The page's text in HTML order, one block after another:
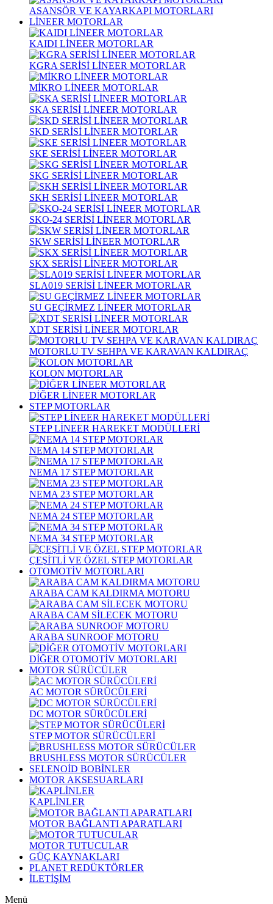
ASANSÖR VE KAYARKAPI MOTORLARI
LİNEER MOTORLAR
KAIDI LİNEER MOTORLAR
KGRA SERİSİ LİNEER MOTORLAR
MİKRO LİNEER MOTORLAR
SKA SERİSİ LİNEER MOTORLAR
SKD SERİSİ LİNEER MOTORLAR
SKE SERİSİ LİNEER MOTORLAR
SKG SERİSİ LİNEER MOTORLAR
SKH SERİSİ LİNEER MOTORLAR
SKO-24 SERİSİ LİNEER MOTORLAR
SKW SERİSİ LİNEER MOTORLAR
SKX SERİSİ LİNEER MOTORLAR
SLA019 SERİSİ LİNEER MOTORLAR
SU GEÇİRMEZ LİNEER MOTORLAR
XDT SERİSİ LİNEER MOTORLAR
MOTORLU TV SEHPA VE KARAVAN KALDIRAÇ
KOLON MOTORLAR
DİĞER LİNEER MOTORLAR
STEP MOTORLAR
STEP LİNEER HAREKET MODÜLLERİ
NEMA 14 STEP MOTORLAR
NEMA 17 STEP MOTORLAR
NEMA 23 STEP MOTORLAR
NEMA 24 STEP MOTORLAR
NEMA 34 STEP MOTORLAR
ÇEŞİTLİ VE ÖZEL STEP MOTORLAR
OTOMOTİV MOTORLARI
ARABA CAM KALDIRMA MOTORU
ARABA CAM SİLECEK MOTORU
ARABA SUNROOF MOTORU
DİĞER OTOMOTİV MOTORLARI
MOTOR SÜRÜCÜLER
AC MOTOR SÜRÜCÜLERİ
DC MOTOR SÜRÜCÜLERİ
STEP MOTOR SÜRÜCÜLERİ
BRUSHLESS MOTOR SÜRÜCÜLER
SELENOİD BOBİNLER
MOTOR AKSESUARLARI
KAPLİNLER
MOTOR BAĞLANTI APARATLARI
MOTOR TUTUCULAR
GÜÇ KAYNAKLARI
PLANET REDÜKTÖRLER
İLETİŞİM
Menü